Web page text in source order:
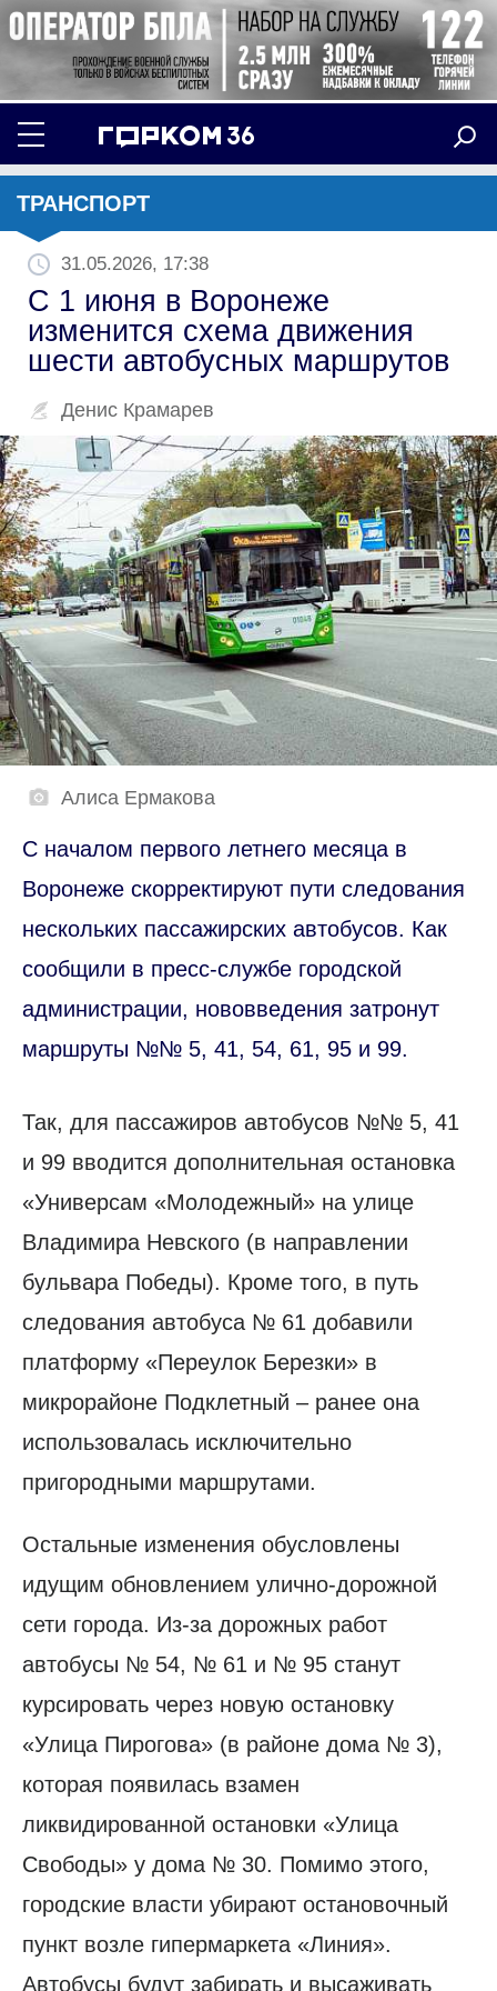
ТРАНСПОРТ
31.05.2026, 17:38
С 1 июня в Воронеже
изменится схема движения
шести автобусных маршрутов
Денис Крамарев
Алиса Ермакова
С началом первого летнего месяца в
Воронеже скорректируют пути следования
нескольких пассажирских автобусов. Как
сообщили в пресс-службе городской
администрации, нововведения затронут
маршруты №№ 5, 41, 54, 61, 95 и 99.
Так, для пассажиров автобусов №№ 5, 41
и 99 вводится дополнительная остановка
«Универсам «Молодежный» на улице
Владимира Невского (в направлении
бульвара Победы). Кроме того, в путь
следования автобуса № 61 добавили
платформу «Переулок Березки» в
микрорайоне Подклетный – ранее она
использовалась исключительно
пригородными маршрутами.
Остальные изменения обусловлены
идущим обновлением улично-дорожной
сети города. Из-за дорожных работ
автобусы № 54, № 61 и № 95 станут
курсировать через новую остановку
«Улица Пирогова» (в районе дома № 3),
которая появилась взамен
ликвидированной остановки «Улица
Свободы» у дома № 30. Помимо этого,
городские власти убирают остановочный
пункт возле гипермаркета «Линия».
Автобусы будут забирать и высаживать